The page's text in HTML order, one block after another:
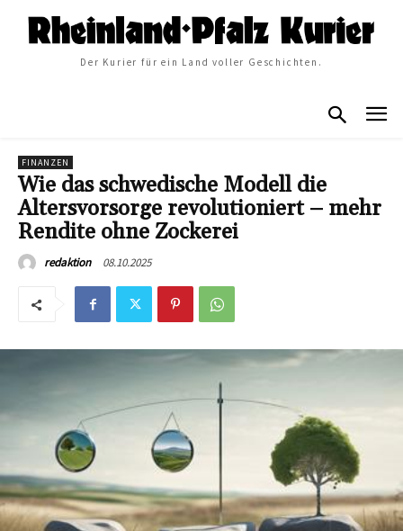
Der Kurier für ein Land voller Geschichten.
FINANZEN
Wie das schwedische Modell die
Altersvorsorge revolutioniert – mehr
Rendite ohne Zockerei
redaktion 08.10.2025